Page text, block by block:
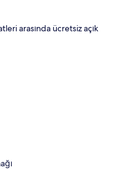
arasında ücretsiz açık